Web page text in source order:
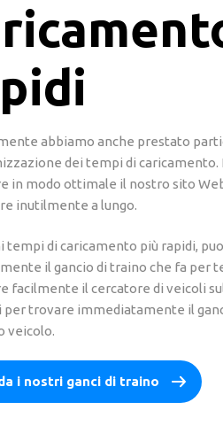
abbiamo anche prestato
dei tempi di caricamento.
in modo ottimale il nostro sito
inutilmente a lungo.
tempi di caricamento più rapidi,
il gancio di traino che fa per
facilmente il cercatore di veicoli
trovare immediatamente il
veicolo.
i nostri ganci di traino